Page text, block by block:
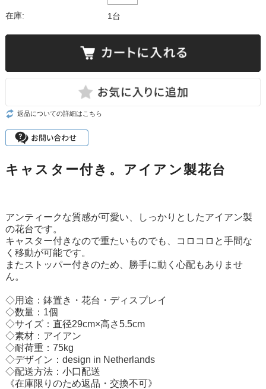
在庫: 1台
返品についての詳細はこちら
キャスター付き。アイアン製花台
アンティークな質感が可愛い、しっかりとしたアイアン製
の花台です。
キャスター付きなので重たいものでも、コロコロと手間な
く移動が可能です。
またストッパー付きのため、勝手に動く心配もありませ
ん。
◇用途：鉢置き・花台・ディスプレイ
◇数量：1個
◇サイズ：直径29cm×高さ5.5cm
◇素材：アイアン
◇耐荷重：75kg
◇デザイン：design in Netherlands
◇配送方法：小口配送
《在庫限りのため返品・交換不可》